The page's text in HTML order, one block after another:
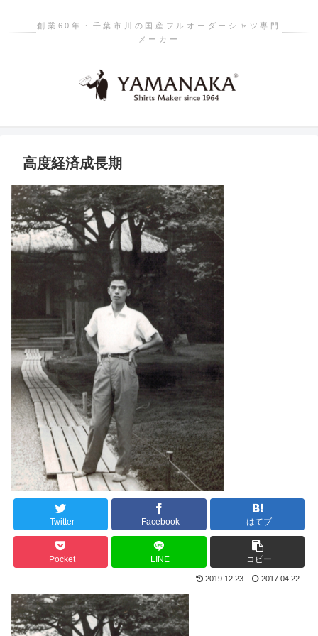
創業60年・千葉市川の国産フルオーダーシャツ専門
メーカー
高度経済成長期
Twitter Facebook はてブ
Pocket LINE コピー
2019.12.23 2017.04.22